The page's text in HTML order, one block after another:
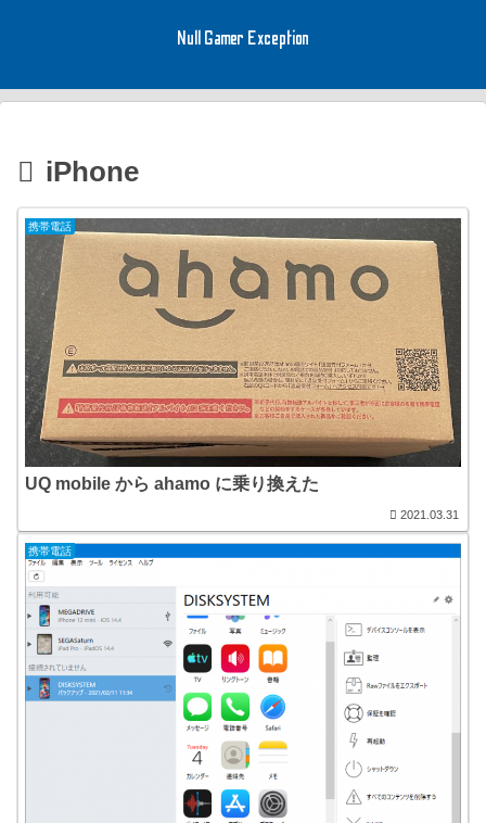
Null Gamer Exception
iPhone
携帯電話
UQ mobile から ahamo に乗り換えた
2021.03.31
携帯電話